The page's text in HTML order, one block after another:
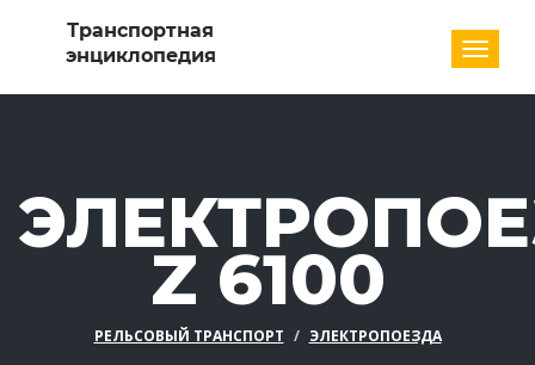
Z 6100
РЕЛЬСОВЫЙ ТРАНСПОРТ ЭЛЕКТРОПОЕЗДА